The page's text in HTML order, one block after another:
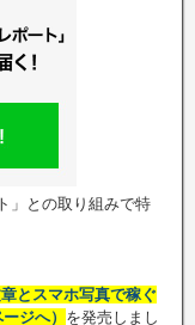
」との取り組みで特
章とスマホ写真で稼ぐ
ジへ） を発売しまし